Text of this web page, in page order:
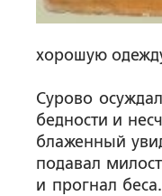
хорошую
Сурово
бедности и
блаженный
подавал
и прогнал